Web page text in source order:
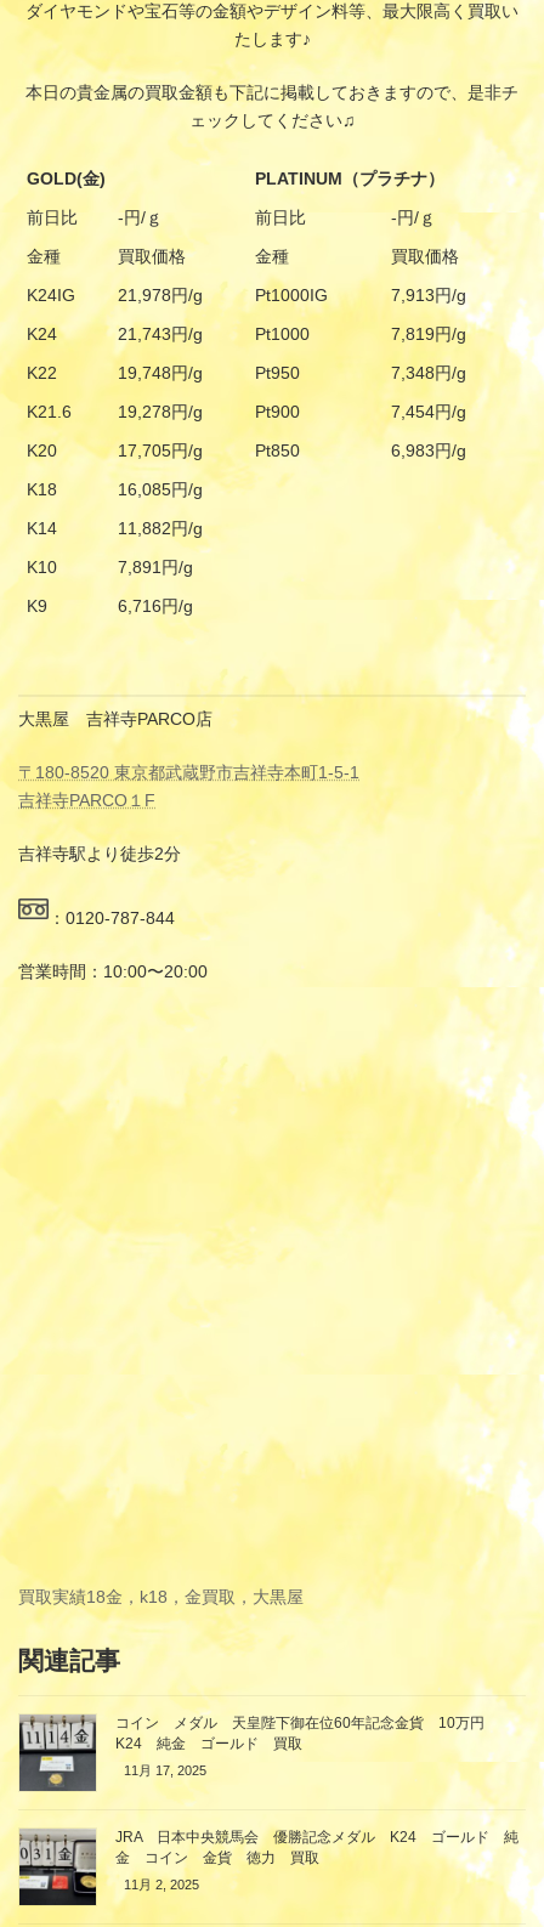
ダイヤモンドや宝石等の金額やデザイン料等、最大限高く買取い
たします♪
本日の貴金属の買取金額も下記に掲載しておきますので、是非チ
ェックしてください♫
GOLD(金)
PLATINUM（プラチナ）
前日比
-円/ｇ 前日比
-円/ｇ
金種
買取価格 金種
買取価格
K24IG
21,978円/g Pt1000IG
7,913円/g
K24
21,743円/g Pt1000
7,819円/g
K22
19,748円/g Pt950
7,348円/g
K21.6
19,278円/g Pt900
7,454円/g
K20
17,705円/g Pt850
6,983円/g
K18
16,085円/g
K14
11,882円/g
K10
7,891円/g
K9
6,716円/g
大黒屋 吉祥寺PARCO店
〒180-8520 東京都武蔵野市吉祥寺本町1-5-1
吉祥寺PARCO１F
吉祥寺駅より徒歩2分
：0120-787-844
営業時間：10:00〜20:00
買取実績18金，k18，金買取，大黒屋
関連記事
コイン メダル 天皇陛下御在位60年記念金貨 10万円
K24 純金 ゴールド 買取
11月 17, 2025
JRA 日本中央競馬会 優勝記念メダル K24 ゴールド 純
金 コイン 金貨 徳力 買取
11月 2, 2025